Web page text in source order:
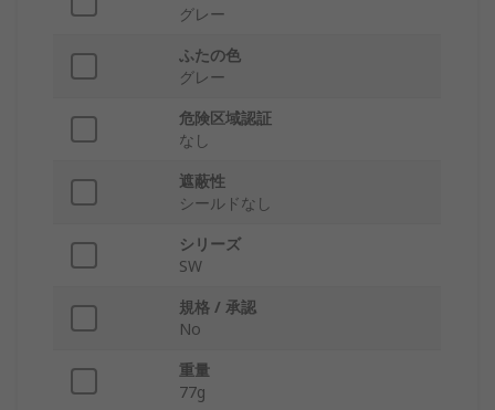
グレー
ふたの色
グレー
危険区域認証
なし
遮蔽性
シールドなし
シリーズ
SW
規格 / 承認
No
重量
77g